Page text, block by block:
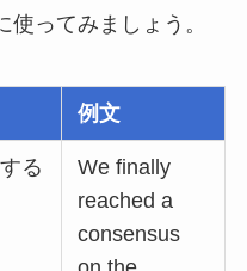
ってみましょう。
例文
る
We finally
reached a
consensus